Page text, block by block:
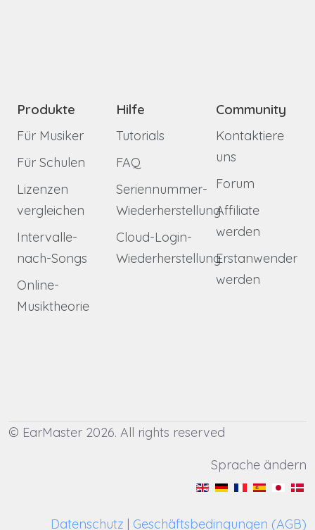
Produkte
Für Musiker
Für Schulen
Lizenzen
vergleichen
Intervalle-
nach-Songs
Online-
Musiktheorie
Hilfe
Tutorials
FAQ
Seriennummer-
Wiederherstellung
Cloud-Login-
Wiederherstellung
Community
Kontaktiere
uns
Forum
Affiliate
werden
Erstanwender
werden
© EarMaster 2026. All rights reserved
Sprache ändern
Datenschutz | Geschäftsbedingungen (AGB)